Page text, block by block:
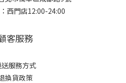
西門店12:00-24:00
客服務
服務方式
換貨政策